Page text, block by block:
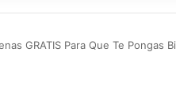
GRATIS Para Que Te Pongas